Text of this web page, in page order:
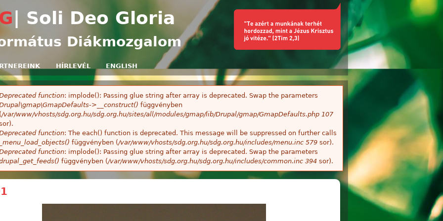
| Soli Deo Gloria
Diákmozgalom
HÍRLEVÉL ENGLISH
function: implode(): Passing glue string after array is deprecated. Swap the parameters
>__construct() függvényben
(/var/www/vhosts/sdg.org.hu/sdg.org.hu/sites/all/modules/gmap/lib/Drupal/gmap/GmapDefaults.php 107
function: The each() function is deprecated. This message will be suppressed on further calls
_menu_load_objects() függvényben (/var/www/vhosts/sdg.org.hu/sdg.org.hu/includes/menu.inc 579 sor).
function: implode(): Passing glue string after array is deprecated. Swap the parameters
függvényben (/var/www/vhosts/sdg.org.hu/sdg.org.hu/includes/common.inc 394 sor).